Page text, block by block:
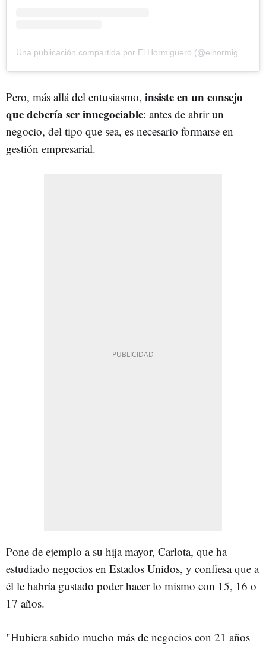
Pero, más allá del entusiasmo, insiste en un consejo
que debería ser innegociable: antes de abrir un
negocio, del tipo que sea, es necesario formarse en
gestión empresarial.
Pone de ejemplo a su hija mayor, Carlota, que ha
estudiado negocios en Estados Unidos, y confiesa que a
él le habría gustado poder hacer lo mismo con 15, 16 o
17 años.
"Hubiera sabido mucho más de negocios con 21 años